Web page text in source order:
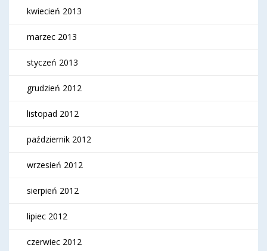
kwiecień 2013
marzec 2013
styczeń 2013
grudzień 2012
listopad 2012
październik 2012
wrzesień 2012
sierpień 2012
lipiec 2012
czerwiec 2012